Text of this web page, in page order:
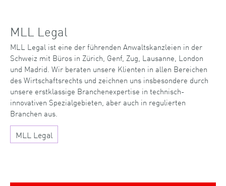
MLL Legal
MLL Legal ist eine der führenden Anwaltskanzleien in der
Schweiz mit Büros in Zürich, Genf, Zug, Lausanne, London
und Madrid. Wir beraten unsere Klienten in allen Bereichen
des Wirtschaftsrechts und zeichnen uns insbesondere durch
unsere erstklassige Branchenexpertise in technisch-
innovativen Spezialgebieten, aber auch in regulierten
Branchen aus.
MLL Legal